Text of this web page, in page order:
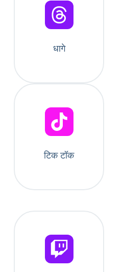
धागे
टिक टॉक